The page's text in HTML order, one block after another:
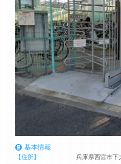
基本情報
【住所】
兵庫県西宮市下